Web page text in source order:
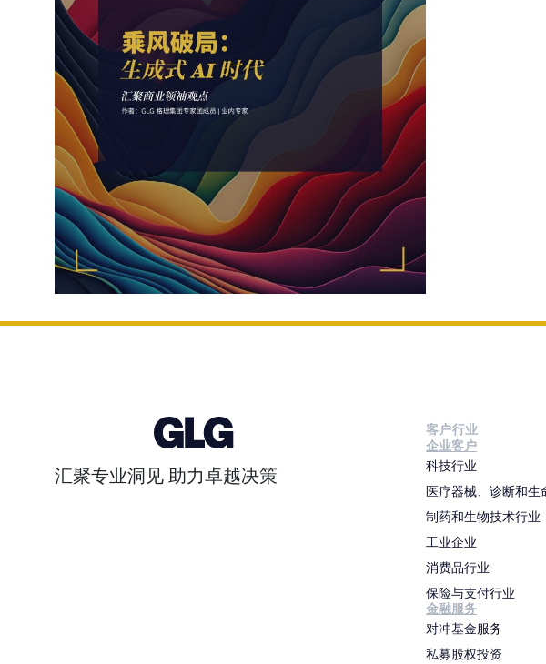
汇聚专业洞见 助力卓越决策
客户行业
企业客户
科技行业
医疗器械、诊断和生
制药和生物技术行业
工业企业
消费品行业
保险与支付行业
金融服务
对冲基金服务
私募股权投资